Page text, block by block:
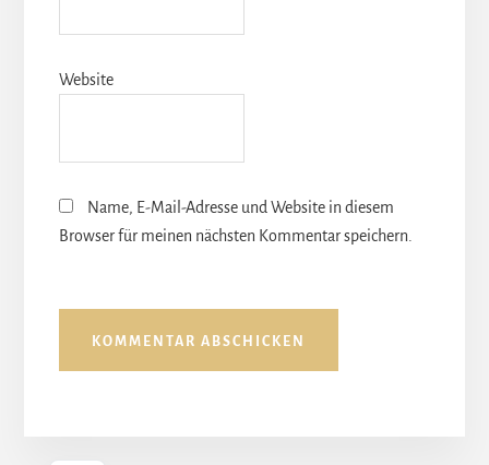
Website
Name, E-Mail-Adresse und Website in diesem
Browser für meinen nächsten Kommentar speichern.